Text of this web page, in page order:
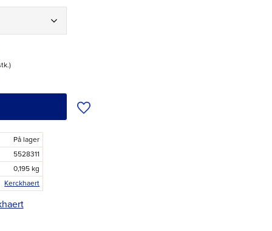
Tilføj til ønskeliste
På lager
5528311
0,195 kg
Kerckhaert